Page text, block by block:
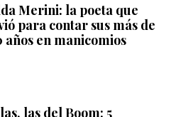
Merini: la poeta que
para contar sus más de
años en manicomios
las del Boom: 5